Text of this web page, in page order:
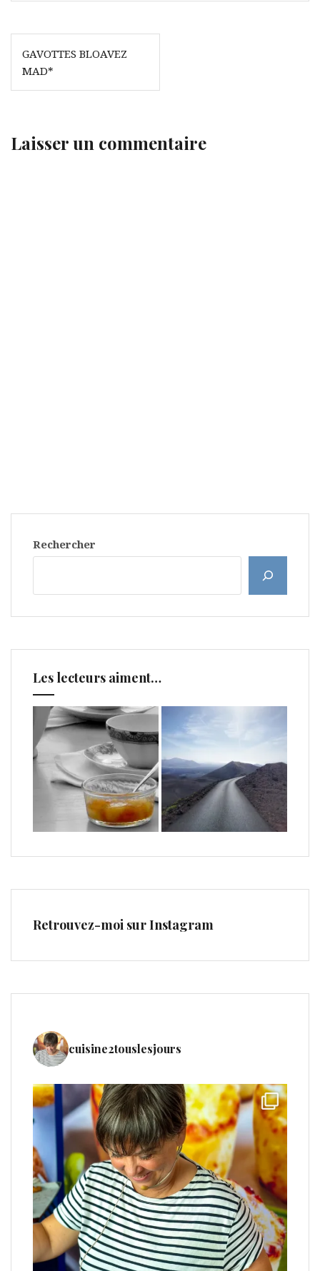
Navigation
de
l’article
GAVOTTES BLOAVEZ
MAD*
Laisser un commentaire
Rechercher
Les lecteurs aiment…
Retrouvez-moi sur Instagram
cuisine2touslesjours